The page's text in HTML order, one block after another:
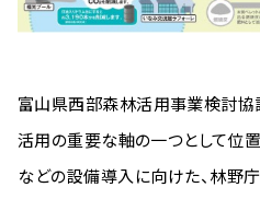
富山県西部森林活用事業検討
活用の重要な軸の一つとして位
などの設備導入に向けた、林野